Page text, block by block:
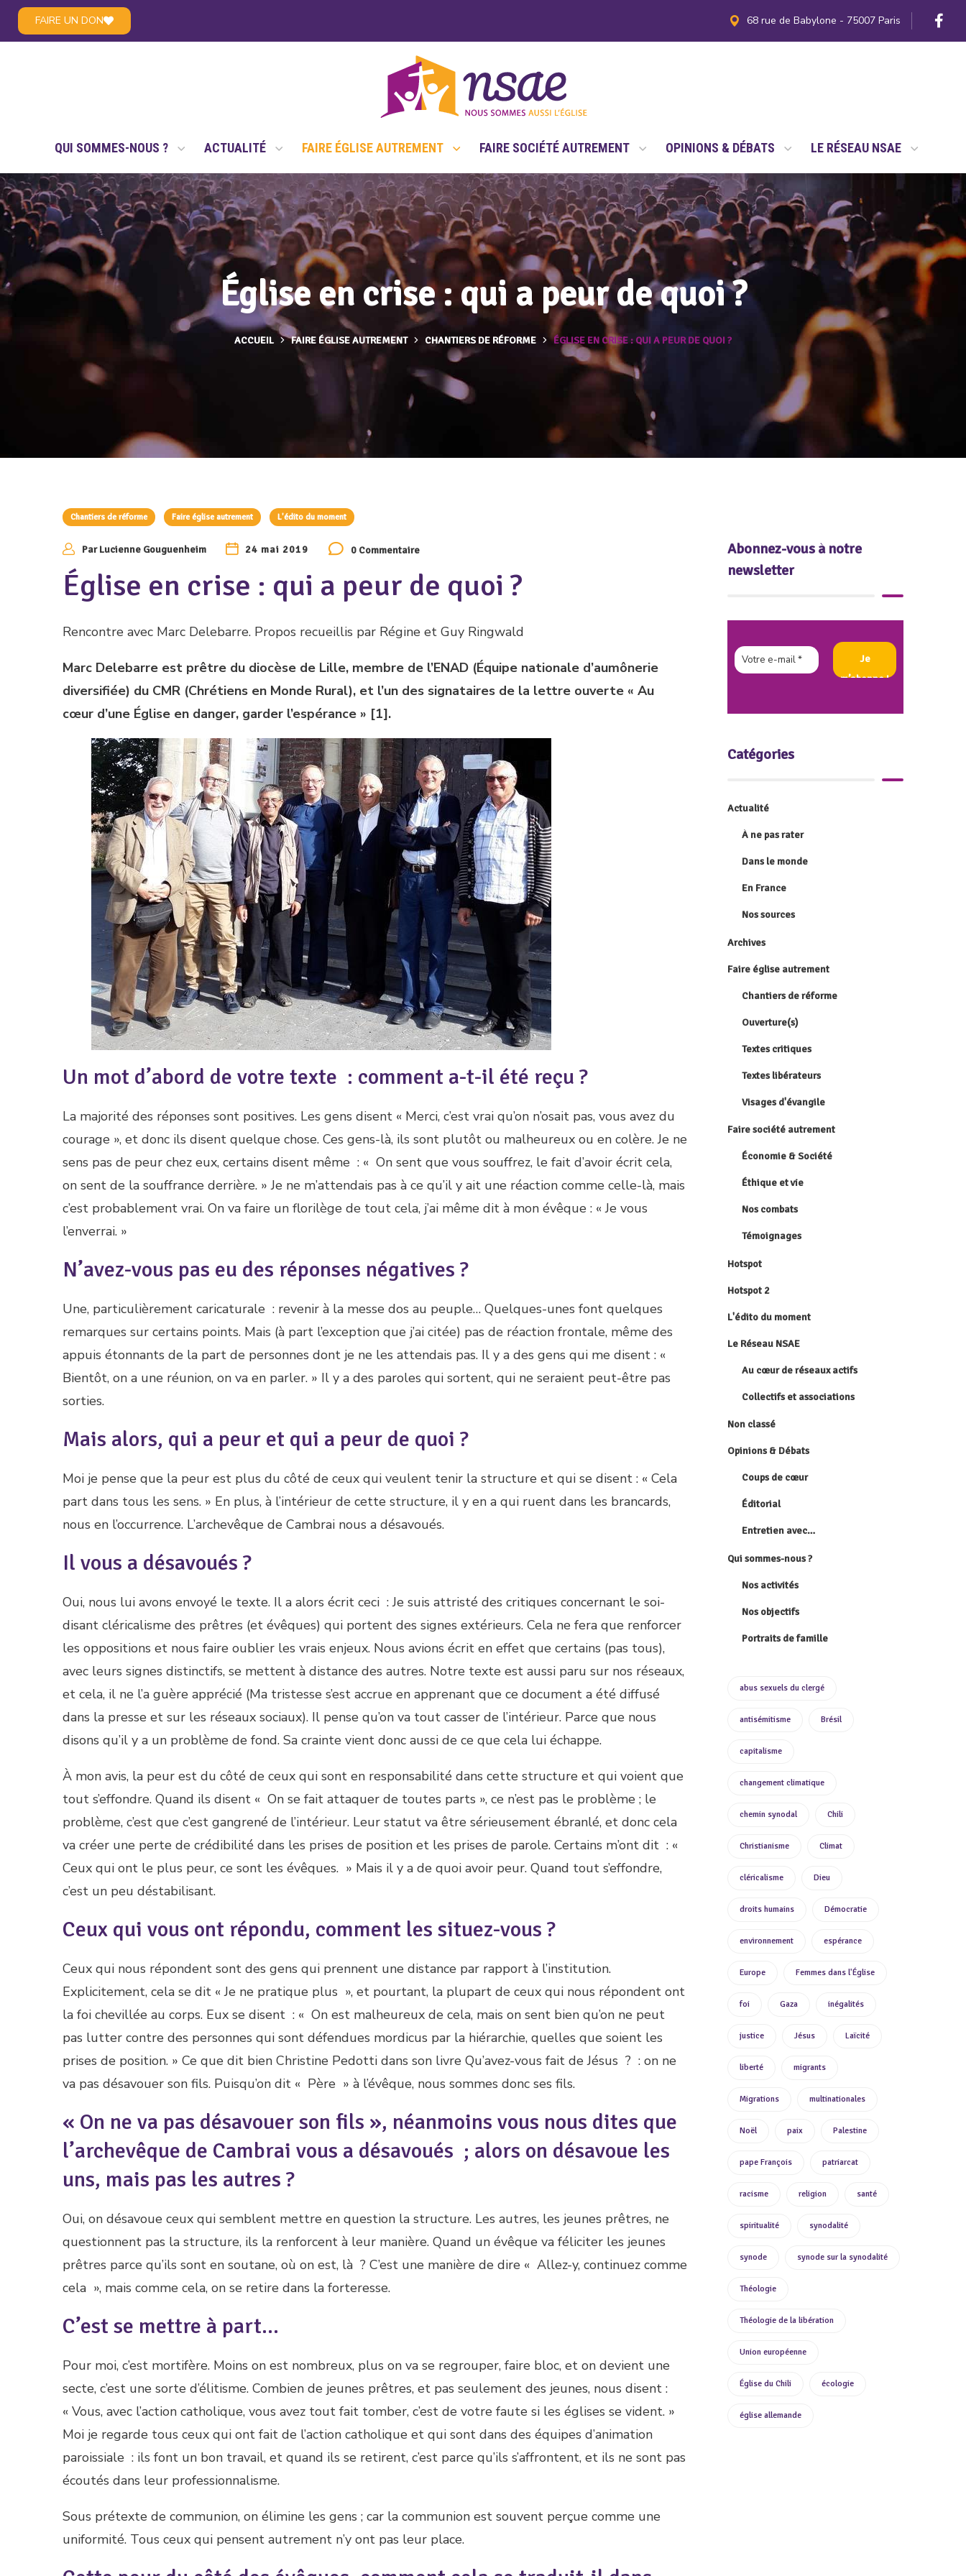
FAIRE UN DON 68 rue de Babylone - 75007 Paris
QUI SOMMES-NOUS ? ACTUALITÉ FAIRE ÉGLISE AUTREMENT FAIRE SOCIÉTÉ AUTREMENT OPINIONS & DÉBATS LE RÉSEAU NSAE
LE RÉSEAU NSAE
Église en crise : qui a peur de quoi ?
ACCUEIL FAIRE ÉGLISE AUTREMENT CHANTIERS DE RÉFORME ÉGLISE EN CRISE : QUI A PEUR DE QUOI ?
Chantiers de réforme Faire église autrement L'édito du moment
ParLucienne Gouguenheim 24 mai 2019 0 Commentaire
Église en crise : qui a peur de quoi ?
Rencontre avec Marc Delebarre. Propos recueillis par Régine et Guy Ringwald
Marc Delebarre est prêtre du diocèse de Lille, membre de l’ENAD (Équipe nationale d’aumônerie
diversifiée) du CMR (Chrétiens en Monde Rural), et l’un des signataires de la lettre ouverte « Au
cœur d’une Église en danger, garder l’espérance » [1].
Un mot d’abord de votre texte : comment a-t-il été reçu ?
La majorité des réponses sont positives. Les gens disent « Merci, c’est vrai qu’on n’osait pas, vous avez du
courage », et donc ils disent quelque chose. Ces gens-là, ils sont plutôt ou malheureux ou en colère. Je ne
sens pas de peur chez eux, certains disent même : « On sent que vous souffrez, le fait d’avoir écrit cela,
on sent de la souffrance derrière. » Je ne m’attendais pas à ce qu’il y ait une réaction comme celle-là, mais
c’est probablement vrai. On va faire un florilège de tout cela, j’ai même dit à mon évêque : « Je vous
l’enverrai. »
N’avez-vous pas eu des réponses négatives ?
Une, particulièrement caricaturale : revenir à la messe dos au peuple… Quelques-unes font quelques
remarques sur certains points. Mais (à part l’exception que j’ai citée) pas de réaction frontale, même des
appuis étonnants de la part de personnes dont je ne les attendais pas. Il y a des gens qui me disent : «
Bientôt, on a une réunion, on va en parler. » Il y a des paroles qui sortent, qui ne seraient peut-être pas
sorties.
Mais alors, qui a peur et qui a peur de quoi ?
Moi je pense que la peur est plus du côté de ceux qui veulent tenir la structure et qui se disent : « Cela
part dans tous les sens. » En plus, à l’intérieur de cette structure, il y en a qui ruent dans les brancards,
nous en l’occurrence. L’archevêque de Cambrai nous a désavoués.
Il vous a désavoués ?
Oui, nous lui avons envoyé le texte. Il a alors écrit ceci : Je suis attristé des critiques concernant le soi-
disant cléricalisme des prêtres (et évêques) qui portent des signes extérieurs. Cela ne fera que renforcer
les oppositions et nous faire oublier les vrais enjeux. Nous avions écrit en effet que certains (pas tous),
avec leurs signes distinctifs, se mettent à distance des autres. Notre texte est aussi paru sur nos réseaux,
et cela, il ne l’a guère apprécié (Ma tristesse s’est accrue en apprenant que ce document a été diffusé
dans la presse et sur les réseaux sociaux). Il pense qu’on va tout casser de l’intérieur. Parce que nous
disons qu’il y a un problème de fond. Sa crainte vient donc aussi de ce que cela lui échappe.
À mon avis, la peur est du côté de ceux qui sont en responsabilité dans cette structure et qui voient que
tout s’effondre. Quand ils disent « On se fait attaquer de toutes parts », ce n’est pas le problème ; le
problème, c’est que c’est gangrené de l’intérieur. Leur statut va être sérieusement ébranlé, et donc cela
va créer une perte de crédibilité dans les prises de position et les prises de parole. Certains m’ont dit : «
Ceux qui ont le plus peur, ce sont les évêques. » Mais il y a de quoi avoir peur. Quand tout s’effondre,
c’est un peu déstabilisant.
Ceux qui vous ont répondu, comment les situez-vous ?
Ceux qui nous répondent sont des gens qui prennent une distance par rapport à l’institution.
Explicitement, cela se dit « Je ne pratique plus », et pourtant, la plupart de ceux qui nous répondent ont
la foi chevillée au corps. Eux se disent : « On est malheureux de cela, mais on sent bien qu’on ne peut
pas lutter contre des personnes qui sont défendues mordicus par la hiérarchie, quelles que soient les
prises de position. » Ce que dit bien Christine Pedotti dans son livre Qu’avez-vous fait de Jésus ? : on ne
va pas désavouer son fils. Puisqu’on dit « Père » à l’évêque, nous sommes donc ses fils.
« On ne va pas désavouer son fils », néanmoins vous nous dites que
l’archevêque de Cambrai vous a désavoués ; alors on désavoue les
uns, mais pas les autres ?
Oui, on désavoue ceux qui semblent mettre en question la structure. Les autres, les jeunes prêtres, ne
questionnent pas la structure, ils la renforcent à leur manière. Quand un évêque va féliciter les jeunes
prêtres parce qu’ils sont en soutane, où on est, là ? C’est une manière de dire « Allez-y, continuez comme
cela », mais comme cela, on se retire dans la forteresse.
C’est se mettre à part…
Pour moi, c’est mortifère. Moins on est nombreux, plus on va se regrouper, faire bloc, et on devient une
secte, c’est une sorte d’élitisme. Combien de jeunes prêtres, et pas seulement des jeunes, nous disent :
« Vous, avec l’action catholique, vous avez tout fait tomber, c’est de votre faute si les églises se vident. »
Moi je regarde tous ceux qui ont fait de l’action catholique et qui sont dans des équipes d’animation
paroissiale : ils font un bon travail, et quand ils se retirent, c’est parce qu’ils s’affrontent, et ils ne sont pas
écoutés dans leur professionnalisme.
Sous prétexte de communion, on élimine les gens ; car la communion est souvent perçue comme une
uniformité. Tous ceux qui pensent autrement n’y ont pas leur place.
Abonnez-vous à notre
newsletter
Catégories
Actualité
À ne pas rater
Dans le monde
En France
Nos sources
Archives
Faire église autrement
Chantiers de réforme
Ouverture(s)
Textes critiques
Textes libérateurs
Visages d'évangile
Faire société autrement
Économie & Société
Éthique et vie
Nos combats
Témoignages
Hotspot
Hotspot 2
L'édito du moment
Le Réseau NSAE
Au cœur de réseaux actifs
Collectifs et associations
Non classé
Opinions & Débats
Coups de cœur
Éditorial
Entretien avec…
Qui sommes-nous ?
Nos activités
Nos objectifs
Portraits de famille
abus sexuels du clergé
antisémitisme Brésil
capitalisme
changement climatique
chemin synodal Chili
Christianisme Climat
cléricalisme Dieu
droits humains Démocratie
environnement espérance
Europe Femmes dans l'Église
foi Gaza inégalités
justice Jésus Laïcité
liberté migrants
Migrations multinationales
Noël paix Palestine
pape François patriarcat
racisme religion santé
spiritualité synodalité
synode synode sur la synodalité
Théologie
Théologie de la libération
Union européenne
Église du Chili écologie
église allemande